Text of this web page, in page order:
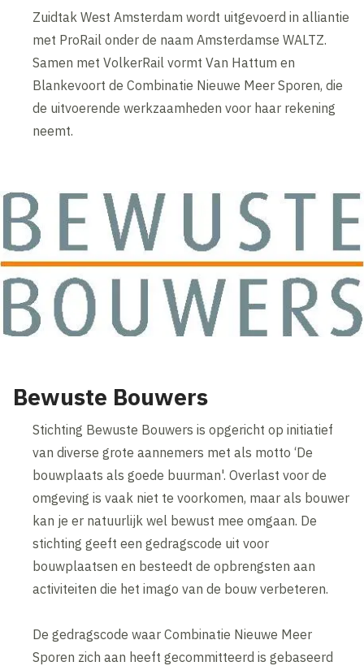
Zuidtak West Amsterdam wordt uitgevoerd in alliantie
met ProRail onder de naam Amsterdamse WALTZ.
Samen met VolkerRail vormt Van Hattum en
Blankevoort de Combinatie Nieuwe Meer Sporen, die
de uitvoerende werkzaamheden voor haar rekening
neemt.
Bewuste Bouwers
Stichting Bewuste Bouwers is opgericht op initiatief
van diverse grote aannemers met als motto ‘De
bouwplaats als goede buurman'. Overlast voor de
omgeving is vaak niet te voorkomen, maar als bouwer
kan je er natuurlijk wel bewust mee omgaan. De
stichting geeft een gedragscode uit voor
bouwplaatsen en besteedt de opbrengsten aan
activiteiten die het imago van de bouw verbeteren.
De gedragscode waar Combinatie Nieuwe Meer
Sporen zich aan heeft gecommitteerd is gebaseerd